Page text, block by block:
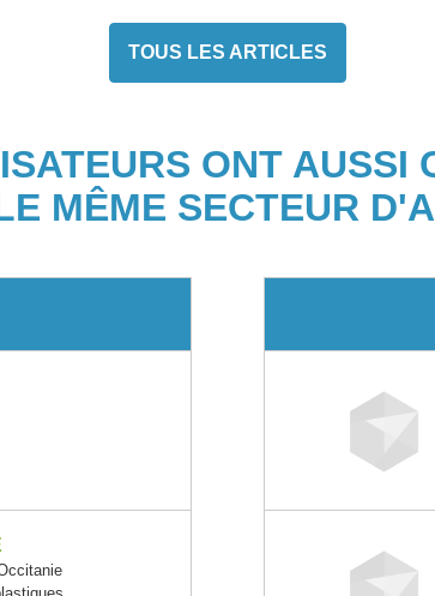
TOUS LES ARTICLES
ONT AUSSI
MÊME SECTEUR